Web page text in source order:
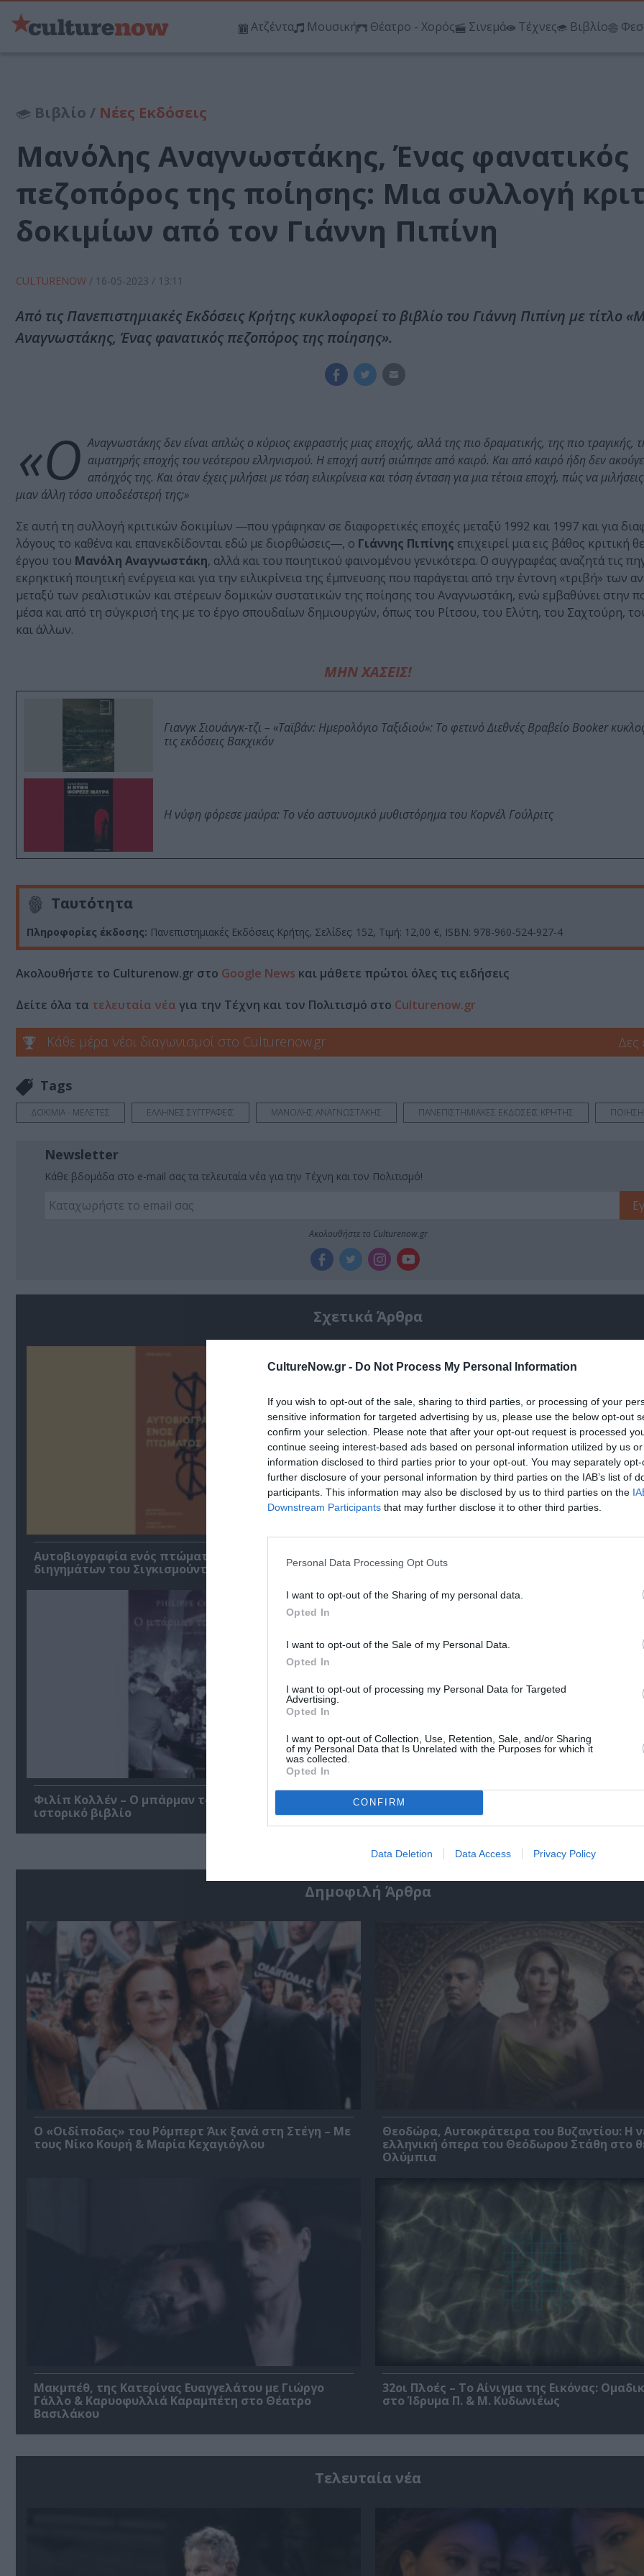
CultureNow.gr - Do Not Process My Personal Information
If you wish to opt-out of the sale, sharing to third parties, or processing of your
sensitive information for targeted advertising by us, please use the below opt-out
confirm your selection. Please note that after your opt-out request is processed
continue seeing interest-based ads based on personal information utilized by us
information disclosed to third parties prior to your opt-out. You may separately
further disclosure of your personal information by third parties on the IAB’s list of
participants. This information may also be disclosed by us to third parties on the
Downstream Participants that may further disclose it to other third parties.
Personal Data Processing Opt Outs
I want to opt-out of the Sharing of my personal data.
Opted In
I want to opt-out of the Sale of my Personal Data.
Opted In
I want to opt-out of processing my Personal Data for Targeted
Advertising.
Opted In
I want to opt-out of Collection, Use, Retention, Sale, and/or Sharing
of my Personal Data that Is Unrelated with the Purposes for which it
was collected.
Opted In
CONFIRM
Data Deletion Data Access Privacy Policy
Ατζέντα Μουσική Θέατρο - Χορός Σινεμά Τέχνες Βιβλίο
Βιβλίο / Νέες Εκδόσεις
Μανόλης Αναγνωστάκης, Ένας φανατικός
πεζοπόρος της ποίησης: Μια συλλογή
δοκιμίων από τον Γιάννη Πιπίνη
CULTURENOW / 16-05-2023 / 13:11
Από τις Πανεπιστημιακές Εκδόσεις Κρήτης κυκλοφορεί το βιβλίο του Γιάννη Πιπίνη με τίτλο
Αναγνωστάκης, Ένας φανατικός πεζοπόρος της ποίησης».
«Ο Αναγνωστάκης δεν είναι απλώς ο κύριος εκφραστής μιας εποχής, αλλά της πιο δραματικής, της πιο τραγικής,
αιματηρής εποχής του νεότερου ελληνισμού. Η εποχή αυτή σιώπησε από καιρό. Και από καιρό ήδη δεν
απόηχός της. Και όταν έχεις μιλήσει με τόση ειλικρίνεια και τόση ένταση για μια τέτοια εποχή, πώς να
μιαν άλλη τόσο υποδεέστερή της;»
Σε αυτή τη συλλογή κριτικών δοκιμίων ―που γράφηκαν σε διαφορετικές εποχές μεταξύ 1992 και 1997 και για
λόγους το καθένα και επανεκδίδονται εδώ με διορθώσεις―, ο Γιάννης Πιπίνης επιχειρεί μια εις βάθος κριτική
έργου του Μανόλη Αναγνωστάκη, αλλά και του ποιητικού φαινομένου γενικότερα. Ο συγγραφέας αναζητά τις
εκρηκτική ποιητική ενέργεια και για την ειλικρίνεια της έμπνευσης που παράγεται από την έντονη «τριβή» των
μεταξύ των ρεαλιστικών και στέρεων δομικών συστατικών της ποίησης του Αναγνωστάκη, ενώ εμβαθύνει στην
μέσα και από τη σύγκρισή της με το έργο σπουδαίων δημιουργών, όπως του Ρίτσου, του Ελύτη, του Σαχτούρη,
και άλλων.
ΜΗΝ ΧΑΣΕΙΣ!
Γιανγκ Σιουάνγκ-τζι – «Ταϊβάν: Ημερολόγιο Ταξιδιού»: Το φετινό Διεθνές Βραβείο Booker
τις εκδόσεις Βακχικόν
Η νύφη φόρεσε μαύρα: Το νέο αστυνομικό μυθιστόρημα του Κορνέλ Γούλριτς
Ταυτότητα
Πληροφορίες έκδοσης: Πανεπιστημιακές Εκδόσεις Κρήτης, Σελίδες: 152, Τιμή: 12,00 €, ISBN: 978-960-524-927-4
Ακολουθήστε το Culturenow.gr στο Google News και μάθετε πρώτοι όλες τις ειδήσεις
Δείτε όλα τα τελευταία νέα για την Τέχνη και τον Πολιτισμό στο Culturenow.gr
Κάθε μέρα νέοι διαγωνισμοί στο Culturenow.gr
Tags
ΔΟΚΙΜΙΑ - ΜΕΛΕΤΕΣ ΕΛΛΗΝΕΣ ΣΥΓΓΡΑΦΕΙΣ ΜΑΝΟΛΗΣ ΑΝΑΓΝΩΣΤΑΚΗΣ ΠΑΝΕΠΙΣΤΗΜΙΑΚΕΣ ΕΚΔΟΣΕΙΣ ΚΡΗΤΗΣ ΠΟΙΗΣΗ
Newsletter
Κάθε βδομάδα στο e-mail σας τα τελευταία νέα για την Τέχνη και τον Πολιτισμό!
Ακολουθήστε το Culturenow.gr
Σχετικά Άρθρα
Αυτοβιογραφία ενός πτώματος: Μια συλλογή
διηγημάτων του Σιγκισμούντ Κρζιζανόφσκι
Αντόνιο Πόρτσια – Φωνές: Ένα βιβλίο ως
διάλογος
Φιλίπ Κολλέν – Ο μπάρμαν του Ritz: Ένα κοινωνικό
ιστορικό βιβλίο
Ελένη Μπουκαούρη – η Μαρία τα ήθελε
κοινωνικό βιβλίο για γυναίκες
Δημοφιλή Άρθρα
O «Οιδίποδας» του Ρόμπερτ Άικ ξανά στη Στέγη – Με
τους Νίκο Κουρή & Μαρία Κεχαγιόγλου
Θεοδώρα, Αυτοκράτειρα του Βυζαντίου: Η
ελληνική όπερα του Θεόδωρου Στάθη στο
Ολύμπια
Μακμπέθ, της Κατερίνας Ευαγγελάτου με Γιώργο
Γάλλο & Καρυοφυλλιά Καραμπέτη στο Θέατρο
Βασιλάκου
32οι Πλοές – Το Αίνιγμα της Εικόνας:
στο Ίδρυμα Π. & Μ. Κυδωνιέως
Τελευταία νέα